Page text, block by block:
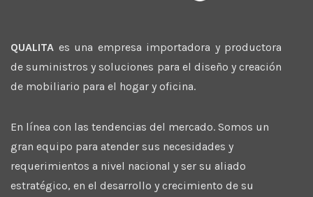
QUALITA es una empresa importadora y productora
de suministros y soluciones para el diseño y creación
de mobiliario para el hogar y oficina.
En línea con las tendencias del mercado. Somos un
gran equipo para atender sus necesidades y
requerimientos a nivel nacional y ser su aliado
estratégico, en el desarrollo y crecimiento de su